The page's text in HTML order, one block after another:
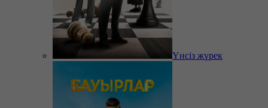
Үнсіз жүрек